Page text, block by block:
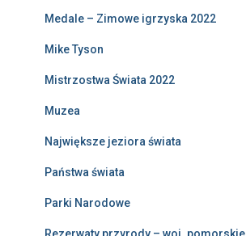
Medale – Zimowe igrzyska 2022
Mike Tyson
Mistrzostwa Świata 2022
Muzea
Największe jeziora świata
Państwa świata
Parki Narodowe